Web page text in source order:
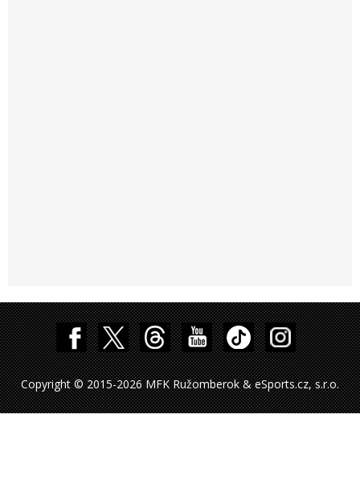
Copyright © 2015-2026 MFK Ružomberok & eSports.cz, s.r.o.